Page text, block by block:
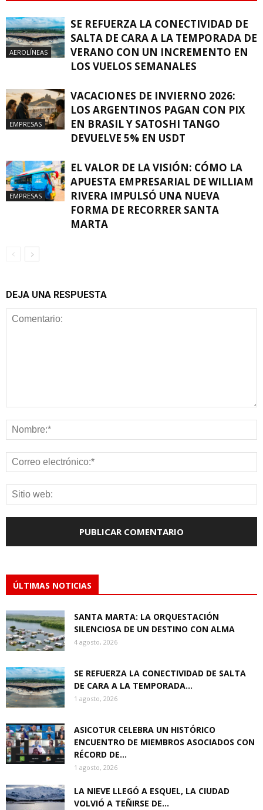
AEROLÍNEAS
SE REFUERZA LA CONECTIVIDAD DE
SALTA DE CARA A LA TEMPORADA DE
VERANO CON UN INCREMENTO EN
LOS VUELOS SEMANALES
EMPRESAS
VACACIONES DE INVIERNO 2026:
LOS ARGENTINOS PAGAN CON PIX
EN BRASIL Y SATOSHI TANGO
DEVUELVE 5% EN USDT
EMPRESAS
EL VALOR DE LA VISIÓN: CÓMO LA
APUESTA EMPRESARIAL DE WILLIAM
RIVERA IMPULSÓ UNA NUEVA
FORMA DE RECORRER SANTA
MARTA
DEJA UNA RESPUESTA
ÚLTIMAS NOTICIAS
SANTA MARTA: LA ORQUESTACIÓN
SILENCIOSA DE UN DESTINO CON ALMA
4 agosto, 2026
SE REFUERZA LA CONECTIVIDAD DE SALTA
DE CARA A LA TEMPORADA...
1 agosto, 2026
ASICOTUR CELEBRA UN HISTÓRICO
ENCUENTRO DE MIEMBROS ASOCIADOS CON
RÉCORD DE...
1 agosto, 2026
LA NIEVE LLEGÓ A ESQUEL, LA CIUDAD
VOLVIÓ A TEÑIRSE DE...